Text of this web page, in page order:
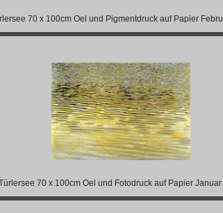
70 x 100cm Oel und Pigmentdruck auf Papier
70 x 100cm Oel und Fotodruck auf Papier